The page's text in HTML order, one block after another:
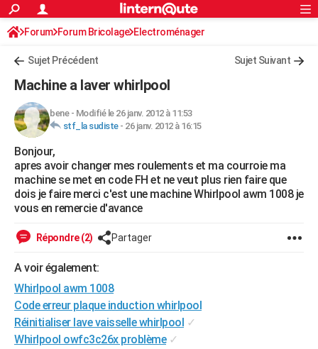
ACTUALITÉS
Politique
Société
Faits Divers
Education
Monde
Villes
+
FINANCE
Retraite
Impôts
Epargne
Immobilier
Risques naturels par ville
Banque
Assurance
Crédit
AUTO
Essais
Réserver un essai
Citadines
Berlines
SUV
Forum auto
+HIGH-TECH
Mobiles
Meilleur smartphone
Internet
Ordinateurs
Jeux vidéo
Guide high-tech
+BRICOLAGE
Forum
Aménagement intérieur
Extérieur
Cuisine
Salle de bains
Jardinage
Rangement
Guides de France
Escapades
Patrimoine
Expositions
Musées
Week-end nature
Art de vivre
Bien-être
Loisirs
Mode
Modes de vie
Alimentation
Guide de la santé
Maladies
Médicaments
Sommeil
VOYAGE
PHOTO
S'inscrire
Connexion
Forum Forum Bricolage Electroménager
Sujet Précédent Sujet Suivant
Machine a laver whirlpool
bene- Modifié le 26 janv. 2012 à 11:53
stf_la sudiste- 26 janv. 2012 à 16:15
Bonjour,
apres avoir changer mes roulements et ma courroie ma
machine se met en code FH et ne veut plus rien faire que
dois je faire merci c'est une machine Whirlpool awm 1008 je
vous en remercie d'avance
Répondre (2) Partager
A voir également:
Whirlpool awm 1008
Code erreur plaque induction whirlpool
Réinitialiser lave vaisselle whirlpool ✓
Whirlpool owfc3c26x problème ✓